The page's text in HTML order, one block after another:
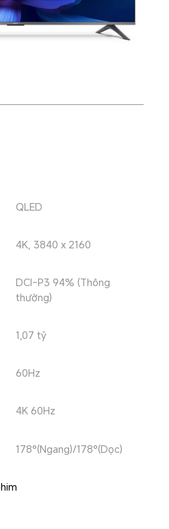
QLED
4K, 3840 x 2160
DCI-P3 94% (Thông
thường)
1,07 tỷ
60Hz
4K 60Hz
178°(Ngang)/178°(Dọc)